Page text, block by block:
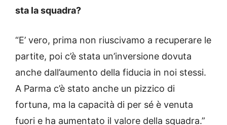
sta la squadra?
“E’ vero, prima non riuscivamo a recuperare le
partite, poi c’è stata un’inversione dovuta
anche dall’aumento della fiducia in noi stessi.
A Parma c’è stato anche un pizzico di
fortuna, ma la capacità di per sé è venuta
fuori e ha aumentato il valore della squadra.”